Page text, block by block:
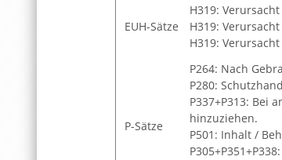
EUH-Sätze
H319:
H319:
H319:
P-Sätze
P264: Nach
P280:
P337+P313: Bei
hinzuziehen.
P501: Inhalt /